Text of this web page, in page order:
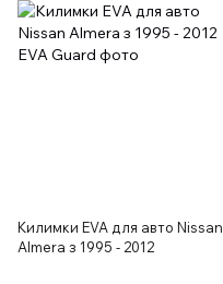
Килимки EVA для авто Nissan
Almera з 1995 - 2012